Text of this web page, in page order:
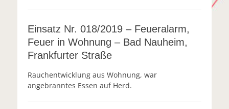
Einsatz Nr. 018/2019 – Feueralarm,
Feuer in Wohnung – Bad Nauheim,
Frankfurter Straße
Rauchentwicklung aus Wohnung, war
angebranntes Essen auf Herd.